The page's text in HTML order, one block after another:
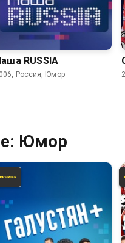
6.2 6.2
RUSSIA
Россия, Юмор
Юмор